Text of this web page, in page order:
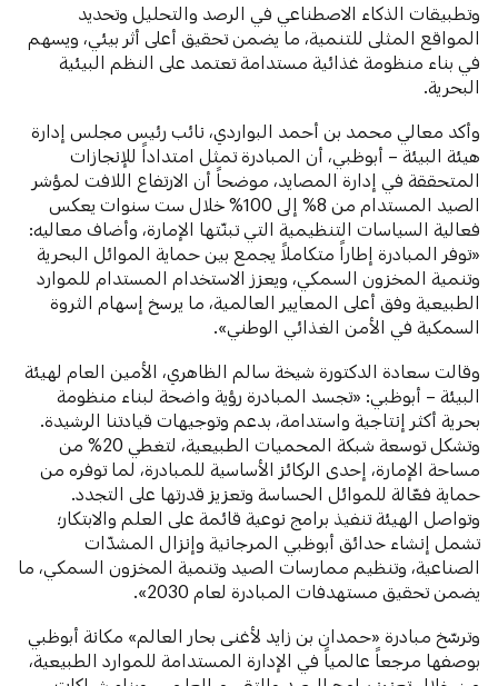
وتطبيقات الذكاء الاصطناعي في الرصد والتحليل وتحديد
المواقع المثلى للتنمية، ما يضمن تحقيق أعلى أثر بيئي، ويسهم
في بناء منظومة غذائية مستدامة تعتمد على النظم البيئية
البحرية.
وأكد معالي محمد بن أحمد البواردي، نائب رئيس مجلس إدارة
هيئة البيئة – أبوظبي، أن المبادرة تمثل امتداداً للإنجازات
المتحققة في إدارة المصايد، موضحاً أن الارتفاع اللافت لمؤشر
الصيد المستدام من 8% إلى 100% خلال ست سنوات يعكس
فعالية السياسات التنظيمية التي تبنّتها الإمارة، وأضاف معاليه:
«توفر المبادرة إطاراً متكاملاً يجمع بين حماية الموائل البحرية
وتنمية المخزون السمكي، ويعزز الاستخدام المستدام للموارد
الطبيعية وفق أعلى المعايير العالمية، ما يرسخ إسهام الثروة
السمكية في الأمن الغذائي الوطني».
وقالت سعادة الدكتورة شيخة سالم الظاهري، الأمين العام لهيئة
البيئة – أبوظبي: «تجسد المبادرة رؤية واضحة لبناء منظومة
بحرية أكثر إنتاجية واستدامة، بدعم وتوجيهات قيادتنا الرشيدة.
وتشكل توسعة شبكة المحميات الطبيعية، لتغطي 20% من
مساحة الإمارة، إحدى الركائز الأساسية للمبادرة، لما توفره من
حماية فعّالة للموائل الحساسة وتعزيز قدرتها على التجدد.
وتواصل الهيئة تنفيذ برامج نوعية قائمة على العلم والابتكار؛
تشمل إنشاء حدائق أبوظبي المرجانية وإنزال المشدّات
الصناعية، وتنظيم ممارسات الصيد وتنمية المخزون السمكي، ما
يضمن تحقيق مستهدفات المبادرة لعام 2030».
وترسّخ مبادرة «حمدان بن زايد لأغنى بحار العالم» مكانة أبوظبي
بوصفها مرجعاً عالمياً في الإدارة المستدامة للموارد الطبيعية،